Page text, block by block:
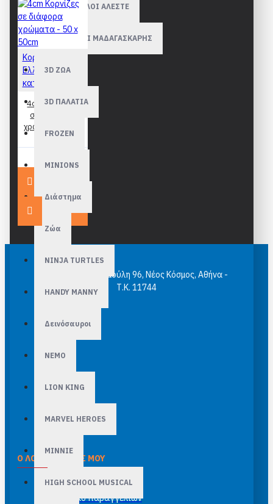
ΜΠΑΤΕ ΣΚΥΛΟΙ ΑΛΕΣΤΕ
ΠΙΓΚΟΥΙΝΟΙ ΜΑΔΑΓΑΣΚΑΡΗΣ
3D ΖΩΑ
3D ΠΑΛΑΤΙΑ
FROZEN
MINIONS
Διάστημα
Ζώα
NINJA TURTLES
HANDY MANNY
Δεινόσαυροι
NEMO
LION KING
MARVEL HEROES
MINNIE
HIGH SCHOOL MUSICAL
Κορνίζες
Ελληνικής
κατασκευής
4cm Κορνίζες
σε διάφορα
χρώματα - 50 x
50cm
epuzzle.gr Κασομούλη 96, Νέος Κόσμος, Αθήνα -
Τ.Κ. 11744
Ο ΛΟΓΑΡΙΑΣΜΌΣ ΜΟΥ
Σύνδεση λογαριασμού
Ιστορικό παραγγελιών